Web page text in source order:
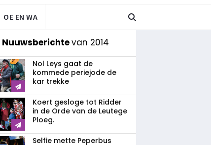
OE EN WA
Nuuwsberichtevan 2014
Nol Leys gaat de
kommede periejode de
kar trekke
Koert gesloge tot Ridder
in de Orde van de Leutege
Ploeg.
Selfie mette Peperbus